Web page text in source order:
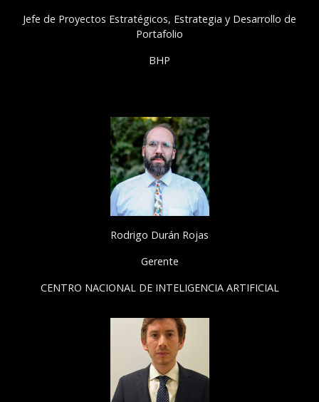
Jefe de Proyectos Estratégicos, Estrategia y Desarrollo de
Portafolio
BHP
Rodrigo Durán Rojas
Gerente
CENTRO NACIONAL DE INTELIGENCIA ARTIFICIAL